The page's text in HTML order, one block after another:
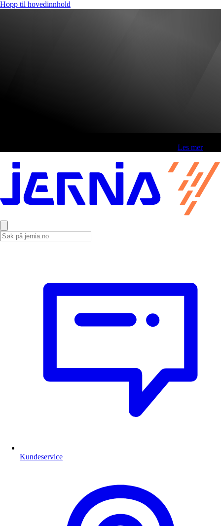
Hopp til hovedinnhold
Les mer
Kundeservice